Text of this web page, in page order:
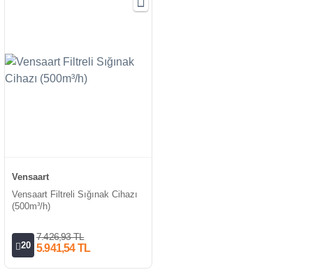
Vensaart
Vensaart Filtreli Sığınak Cihazı
(500m³/h)
20
7.426,93 TL
5.941,54 TL